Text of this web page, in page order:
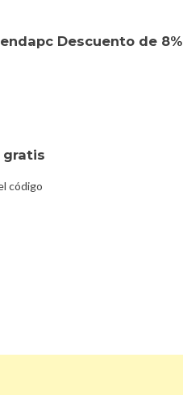
Descuento de 8%
gratis
código